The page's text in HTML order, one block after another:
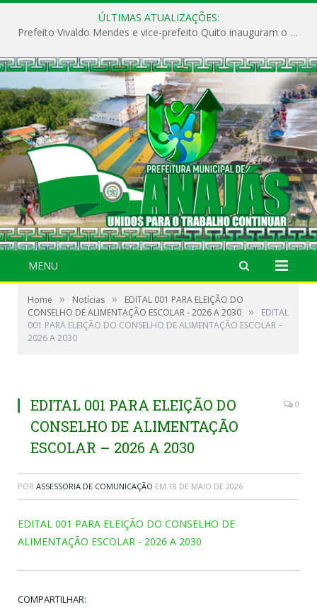
ÚLTIMAS ATUALIZAÇÕES:
Prefeito Vivaldo Mendes e vice-prefeito Quito inauguram o CAPS e fortalecem a saúde pública em Anajás.
MENU
Home » Notícias »
EDITAL 001 PARA ELEIÇÃO DO
CONSELHO DE ALIMENTAÇÃO ESCOLAR - 2026 A 2030 »
EDITAL
001 PARA ELEIÇÃO DO CONSELHO DE ALIMENTAÇÃO ESCOLAR –
2026 A 2030
EDITAL 001 PARA ELEIÇÃO DO
CONSELHO DE ALIMENTAÇÃO
ESCOLAR – 2026 A 2030
0
POR ASSESSORIA DE COMUNICAÇÃO EM 18 DE MAIO DE 2026
EDITAL 001 PARA ELEIÇÃO DO CONSELHO DE
ALIMENTAÇÃO ESCOLAR - 2026 A 2030
COMPARTILHAR: